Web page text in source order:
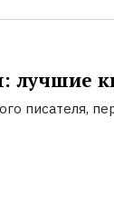
лучшие
писателя,